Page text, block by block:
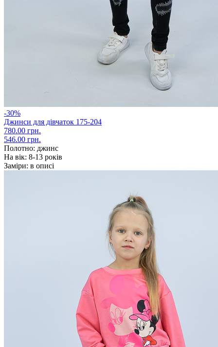
-30%
Джинси для дівчаток 175-204
780.00 грн.
546.00 грн.
Полотно: джинс
На вік: 8-13 років
Заміри: в описі